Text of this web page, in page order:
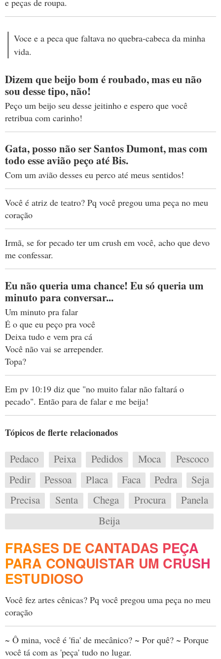
e peças de roupa.
Voce e a peca que faltava no quebra-cabeca da minha
vida.
Dizem que beijo bom é roubado, mas eu não
sou desse tipo, não!
Peço um beijo seu desse jeitinho e espero que você
retribua com carinho!
Gata, posso não ser Santos Dumont, mas com
todo esse avião peço até Bis.
Com um avião desses eu perco até meus sentidos!
Você é atriz de teatro? Pq você pregou uma peça no meu
coração
Irmã, se for pecado ter um crush em você, acho que devo
me confessar.
Eu não queria uma chance! Eu só queria um
minuto para conversar...
Um minuto pra falar
É o que eu peço pra você
Deixa tudo e vem pra cá
Você não vai se arrepender.
Topa?
Em pv 10:19 diz que "no muito falar não faltará o
pecado". Então para de falar e me beija!
Tópicos de flerte relacionados
Pedaco Peixa Pedidos Moca
Pescoco
Pedir
Pessoa Placa Faca Pedra
Seja
Precisa
Senta Chega Procura
Panela
Beija
FRASES DE CANTADAS PEÇA
PARA CONQUISTAR UM CRUSH
ESTUDIOSO
Você fez artes cênicas? Pq você pregou uma peça no meu
coração
~ Ô mina, você é 'fia' de mecânico? ~ Por quê? ~ Porque
você tá com as 'peça' tudo no lugar.